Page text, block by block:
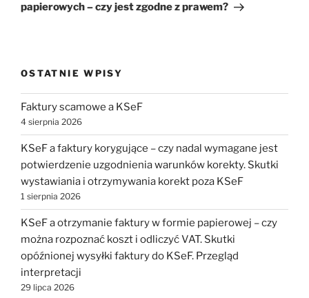
papierowych – czy jest zgodne z prawem?
OSTATNIE WPISY
Faktury scamowe a KSeF
4 sierpnia 2026
KSeF a faktury korygujące – czy nadal wymagane jest
potwierdzenie uzgodnienia warunków korekty. Skutki
wystawiania i otrzymywania korekt poza KSeF
1 sierpnia 2026
KSeF a otrzymanie faktury w formie papierowej – czy
można rozpoznać koszt i odliczyć VAT. Skutki
opóźnionej wysyłki faktury do KSeF. Przegląd
interpretacji
29 lipca 2026